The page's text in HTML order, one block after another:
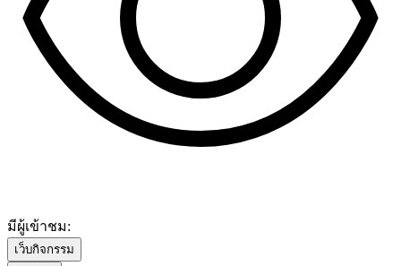
มีผู้เข้าชม:
เว็บกิจกรรม